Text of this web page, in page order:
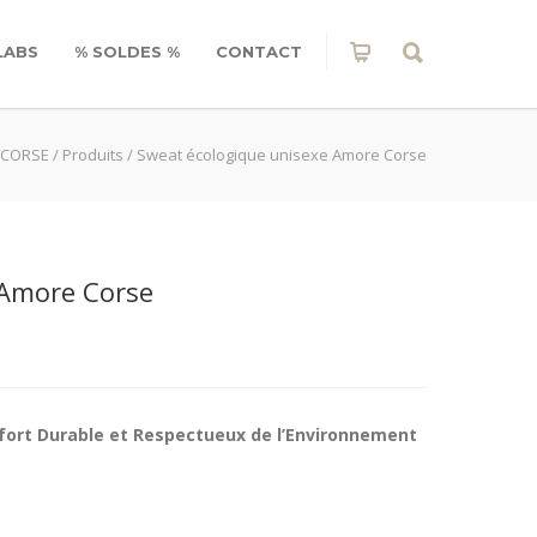
% SOLDES % CONTACT
/ Produits / Sweat écologique unisexe Amore Corse
Corse
Durable et Respectueux de l’Environnement